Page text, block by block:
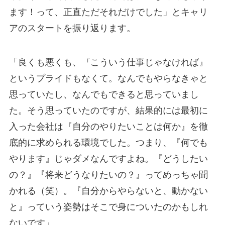
ます！って、正直ただそれだけでした」とキャリ
アのスタートを振り返ります。
「良くも悪くも、『こういう仕事じゃなければ』
というプライドもなくて。なんでもやらなきゃと
思っていたし、なんでもできると思っていまし
た。そう思っていたのですが、結果的には最初に
入った会社は『自分のやりたいことは何か』を徹
底的に求められる環境でした。つまり、『何でも
やります』じゃダメなんですよね。『どうしたい
の？』『将来どうなりたいの？』ってめっちゃ聞
かれる（笑）。『自分からやらないと、動かない
と』っていう姿勢はそこで身についたのかもしれ
ないです」